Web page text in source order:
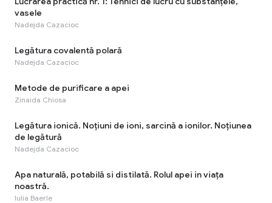
vasele
Nadejda Cazacioc
Legătura covalentă polară
Nadejda Cazacioc
Metode de purificare a apei
Zinaida Chiosa
Legătura ionică. Noțiuni de ioni, sarcină a ionilor. Noțiunea
de legătură
Nadejda Cazacioc
Apa naturală, potabilă si distilată. Rolul apei in viața
noastră.
Iulia Baerle